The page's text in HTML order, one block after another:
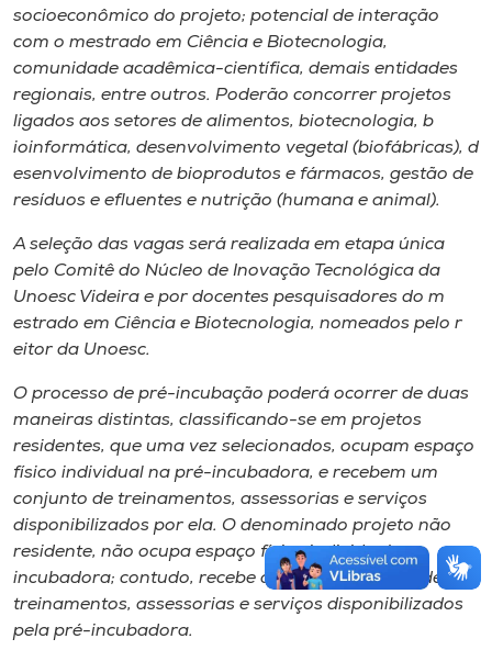
socioeconômico do projeto; ​p​otencial de interação
com o ​m​estrado em Ciência e Biotecnologia,
comunidade acadêmica-científica, demais entidades
regionais, entre outros.​ Poderão concorrer projetos
ligados aos setores​ de​ alimentos, ​biotecnologia, ​b​
ioinformática, ​d​esenvolvimento vegetal (biofábricas), ​d​
esenvolvimento de bioprodutos e fármacos, gestão de
resíduos e efluentes​ e​ ​n​utrição (humana e animal)​​.​​
A seleção das vagas será realizad​a em etapa única
pelo Comitê do Núcleo de Inovação Tecnológica da
Unoesc Videira e por docentes pesquisadores do ​m​
estrado em Ciência e Biotecnologia, nomeado​s​ pelo ​r​
eitor da Unoesc.
O processo de pré-incubação poderá ocorrer de duas
maneiras distintas​, classificando-se em projetos
residente​s​, que uma vez selecionado​s​, ocupa​m​ espaço
físico individual ​n​a pré-incubadora, e recebe​m​ um
conjunto de treinamentos, assessorias e serviços
disponibilizados ​por ela.​ ​O ​denominado projeto ​não
residente, não ocupa espaço físico individual na
incubadora​;​ contudo, recebe o mesmo conjunto de
treinamentos, assessorias e serviços disponibilizados
pela pré-incubadora.